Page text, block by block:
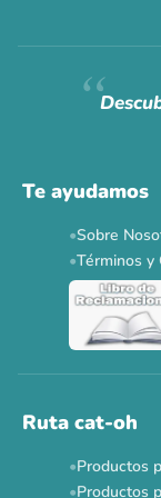
Te ayudamos
Sobre
Términos y
Ruta cat-oh
Productos
Productos